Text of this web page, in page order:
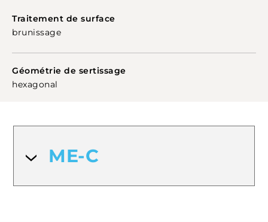
Traitement de surface
brunissage
Géométrie de sertissage
hexagonal
ME-C